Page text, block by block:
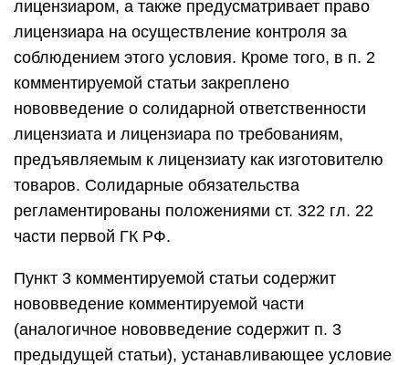
лицензиаром, а также предусматривает право
лицензиара на осуществление контроля за
соблюдением этого условия. Кроме того, в п. 2
комментируемой статьи закреплено
нововведение о солидарной ответственности
лицензиата и лицензиара по требованиям,
предъявляемым к лицензиату как изготовителю
товаров. Солидарные обязательства
регламентированы положениями ст. 322 гл. 22
части первой ГК РФ.
Пункт 3 комментируемой статьи содержит
нововведение комментируемой части
(аналогичное нововведение содержит п. 3
предыдущей статьи), устанавливающее условие